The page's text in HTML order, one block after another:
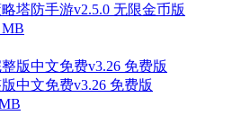
塔防手游v2.5.0 无限金币版
MB
中文免费v3.26 免费版